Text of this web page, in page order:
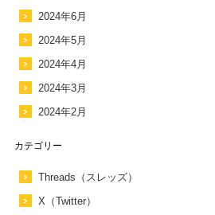
2024年6月
2024年5月
2024年4月
2024年3月
2024年2月
カテゴリー
Threads（スレッズ）
X（Twitter）